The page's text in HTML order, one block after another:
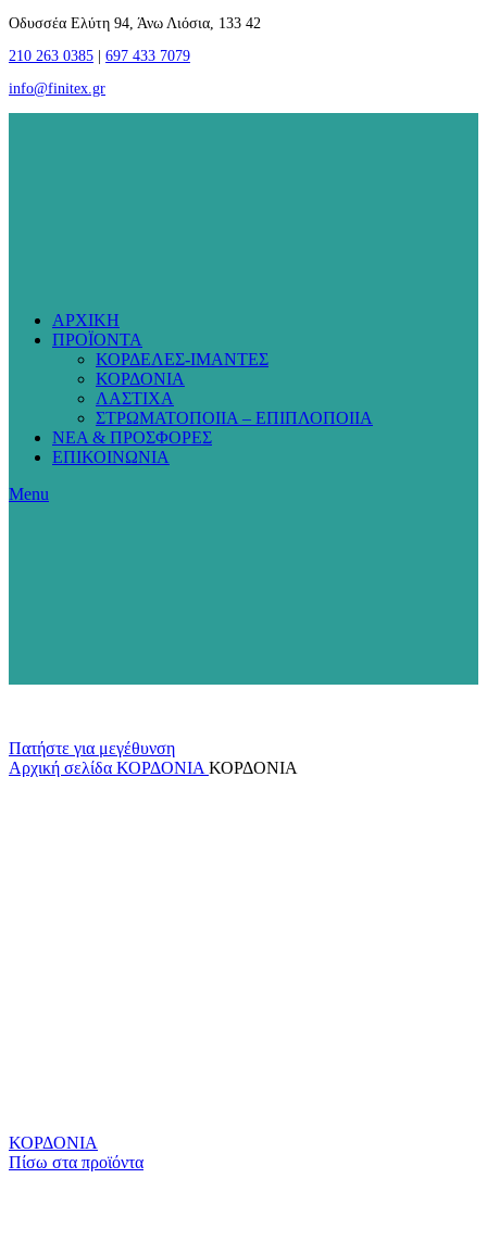
Οδυσσέα Ελύτη 94, Άνω Λιόσια, 133 42
210 263 0385
697 433 7079
info@finitex.gr
ΑΡΧΙΚΗ
ΠΡΟΪΟΝΤΑ
ΚΟΡΔΕΛΕΣ-ΙΜΑΝΤΕΣ
ΚΟΡΔΟΝΙΑ
ΛΑΣΤΙΧΑ
ΣΤΡΩΜΑΤΟΠΟΙΙΑ – ΕΠΙΠΛΟΠΟΙΙΑ
ΝΕΑ & ΠΡΟΣΦΟΡΕΣ
ΕΠΙΚΟΙΝΩΝΙΑ
Menu
Πατήστε για μεγέθυνση
Αρχική σελίδα ΚΟΡΔΟΝΙΑ ΚΟΡΔΟΝΙΑ
ΚΟΡΔΟΝΙΑ
Πίσω στα πρoϊόντα